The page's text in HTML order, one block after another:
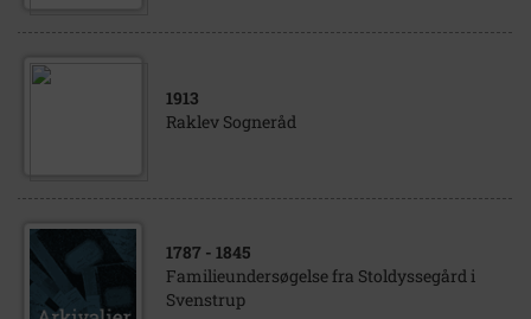
1913
Raklev Sogneråd
1787 - 1845
Familieundersøgelse fra Stoldyssegård i
Svenstrup